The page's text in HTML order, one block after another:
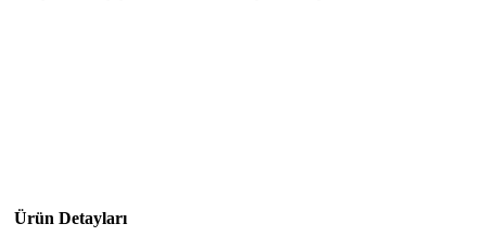
Ürün Detayları